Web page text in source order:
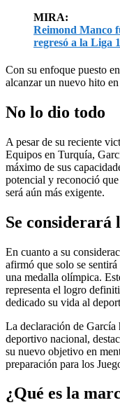
MIRA:
Reimond Manco
regresó a la Liga 1
Con su enfoque puesto
alcanzar un nuevo hito
No lo dio todo
A pesar de su reciente
Equipos en Turquía,
máximo de sus
potencial y reconoció
será aún más exigente.
Se considerará
En cuanto a su
afirmó que solo se
una medalla olímpica.
representa el logro
dedicado su vida al
La declaración de García
deportivo nacional,
su nuevo objetivo en
preparación para los
¿Qué es la